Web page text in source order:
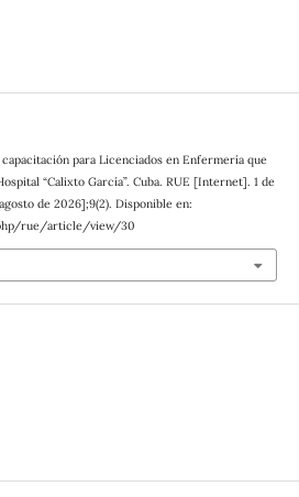
para Licenciados en Enfermería que
“Calixto García”. Cuba. RUE [Internet]. 1 de
de 2026];9(2). Disponible en:
rue/article/view/30